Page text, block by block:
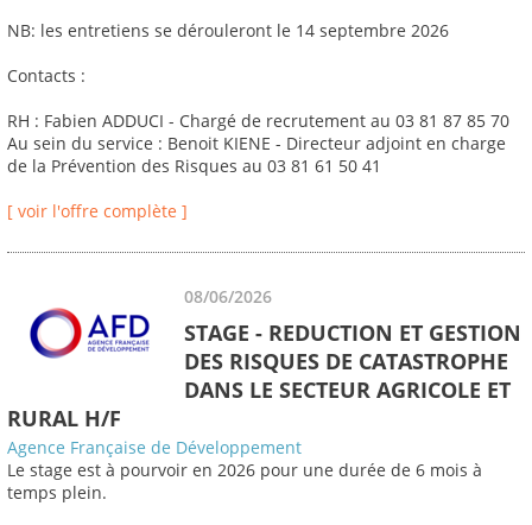
NB: les entretiens se dérouleront le 14 septembre 2026
Contacts :
RH : Fabien ADDUCI - Chargé de recrutement au 03 81 87 85 70
Au sein du service : Benoit KIENE - Directeur adjoint en charge
de la Prévention des Risques au 03 81 61 50 41
[ voir l'offre complète ]
08/06/2026
STAGE - REDUCTION ET GESTION
DES RISQUES DE CATASTROPHE
DANS LE SECTEUR AGRICOLE ET
RURAL H/F
Agence Française de Développement
Le stage est à pourvoir en 2026 pour une durée de 6 mois à
temps plein.